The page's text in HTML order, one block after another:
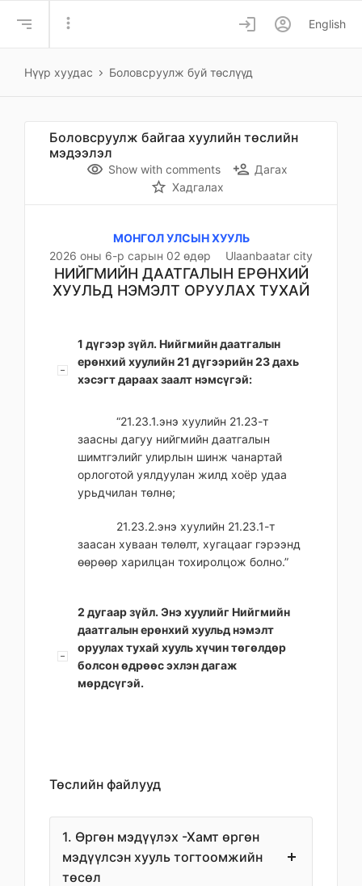
more_vert login account_circle English
Нүүр хуудас Боловсруулж буй төслүүд
Боловсруулж байгаа хуулийн төслийн
мэдээлэл
remove_red_eye Show with comments person_add Дагах
star_border Хадгалах
МОНГОЛ УЛСЫН ХУУЛЬ
2026 оны 6-р сарын 02 өдөр
Ulaanbaatar city
НИЙГМИЙН ДААТГАЛЫН ЕРӨНХИЙ
ХУУЛЬД НЭМЭЛТ ОРУУЛАХ ТУХАЙ
1 дүгээр зүйл. Нийгмийн даатгалын
ерөнхий хуулийн 21 дүгээрийн 23 дахь
хэсэгт дараах заалт нэмсүгэй:
“21.23.1.энэ хуулийн 21.23-т
заасны дагуу нийгмийн даатгалын
шимтгэлийг улирлын шинж чанартай
орлоготой уялдуулан жилд хоёр удаа
урьдчилан төлнө;
21.23.2.энэ хуулийн 21.23.1-т
заасан хуваан төлөлт, хугацааг гэрээнд
өөрөөр харилцан тохиролцож болно.”
2 дугаар зүйл. Энэ хуулийг Нийгмийн
даатгалын ерөнхий хуульд нэмэлт
оруулах тухай хууль хүчин төгөлдөр
болсон өдрөөс эхлэн дагаж
мөрдсүгэй.
Төслийн файлууд
1. Өргөн мэдүүлэх -Хамт өргөн
мэдүүлсэн хууль тогтоомжийн
төсөл